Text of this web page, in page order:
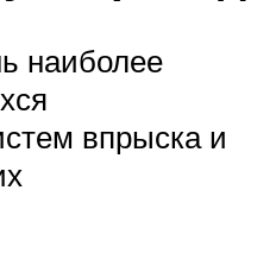
наиболее
впрыска и